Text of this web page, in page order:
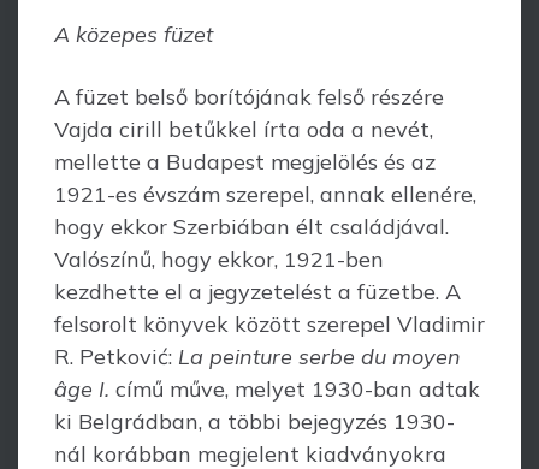
A közepes füzet
A füzet belső borítójának felső részére
Vajda cirill betűkkel írta oda a nevét,
mellette a Budapest megjelölés és az
1921-es évszám szerepel, annak ellenére,
hogy ekkor Szerbiában élt családjával.
Valószínű, hogy ekkor, 1921-ben
kezdhette el a jegyzetelést a füzetbe. A
felsorolt könyvek között szerepel Vladimir
R. Petković: La peinture serbe du moyen
âge I. című műve, melyet 1930-ban adtak
ki Belgrádban, a többi bejegyzés 1930-
nál korábban megjelent kiadványokra